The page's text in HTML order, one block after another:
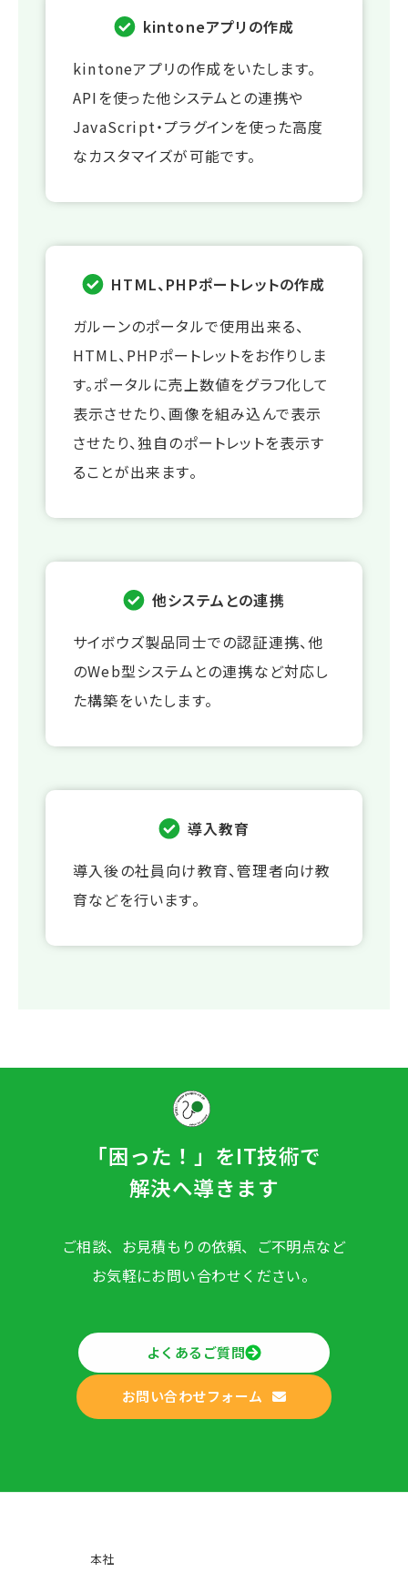
kintoneアプリの作成
kintoneアプリの作成をいたします。
APIを使った他システムとの連携や
JavaScript・プラグインを使った高度
なカスタマイズが可能です。
HTML、PHPポートレットの作成
ガルーンのポータルで使用出来る、
HTML、PHPポートレットをお作りしま
す。ポータルに売上数値をグラフ化して
表示させたり、画像を組み込んで表示
させたり、独自のポートレットを表示す
ることが出来ます。
他システムとの連携
サイボウズ製品同士での認証連携、他
のWeb型システムとの連携など対応し
た構築をいたします。
導入教育
導入後の社員向け教育、管理者向け教
育などを行います。
「困った！」をIT技術で
解決へ導きます
ご相談、お見積もりの依頼、ご不明点など
お気軽にお問い合わせください。
よくあるご質問
お問い合わせフォーム
本社